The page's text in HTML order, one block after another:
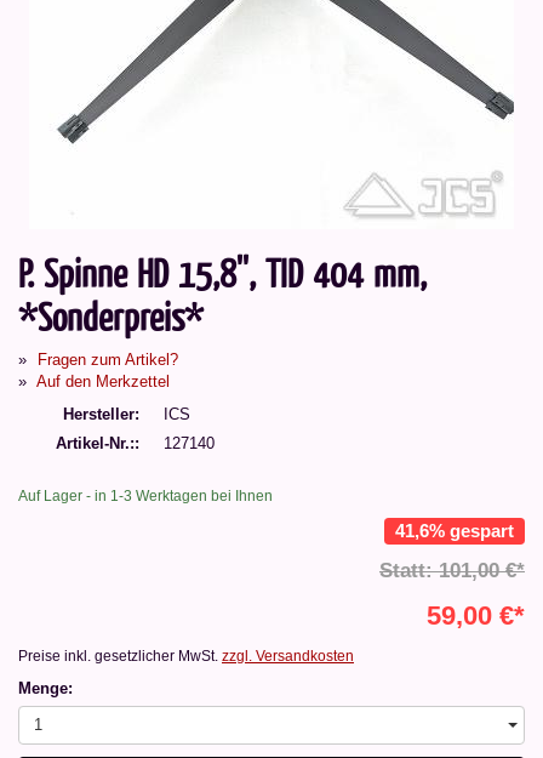
P. Spinne HD 15,8'', TID 404 mm,
*Sonderpreis*
Fragen zum Artikel?
Auf den Merkzettel
Hersteller
ICS
Artikel-Nr.:
127140
Auf Lager - in 1-3 Werktagen bei Ihnen
41,6% gespart
Statt: 101,00 €*
59,00 €*
Preise inkl. gesetzlicher MwSt. zzgl. Versandkosten
Menge:
1